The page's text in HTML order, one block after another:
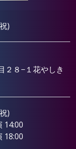
)
２８−１花やしき
)
14:00
18:00